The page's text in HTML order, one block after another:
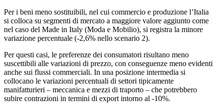
Per i beni meno sostituibili, nel cui commercio e produzione l’Italia
si colloca su segmenti di mercato a maggiore valore aggiunto come
nel caso del Made in Italy (Moda e Mobilio), si registra la minore
variazione percentuale (-2,6% nello scenario 2).
Per questi casi, le preferenze dei consumatori risultano meno
suscettibili alle variazioni di prezzo, con conseguenze meno evidenti
anche sui flussi commerciali. In una posizione intermedia si
collocano le variazioni percentuali di settori tipicamente
manifatturieri – meccanica e mezzi di traporto – che potrebbero
subire contrazioni in termini di export intorno al -10%.